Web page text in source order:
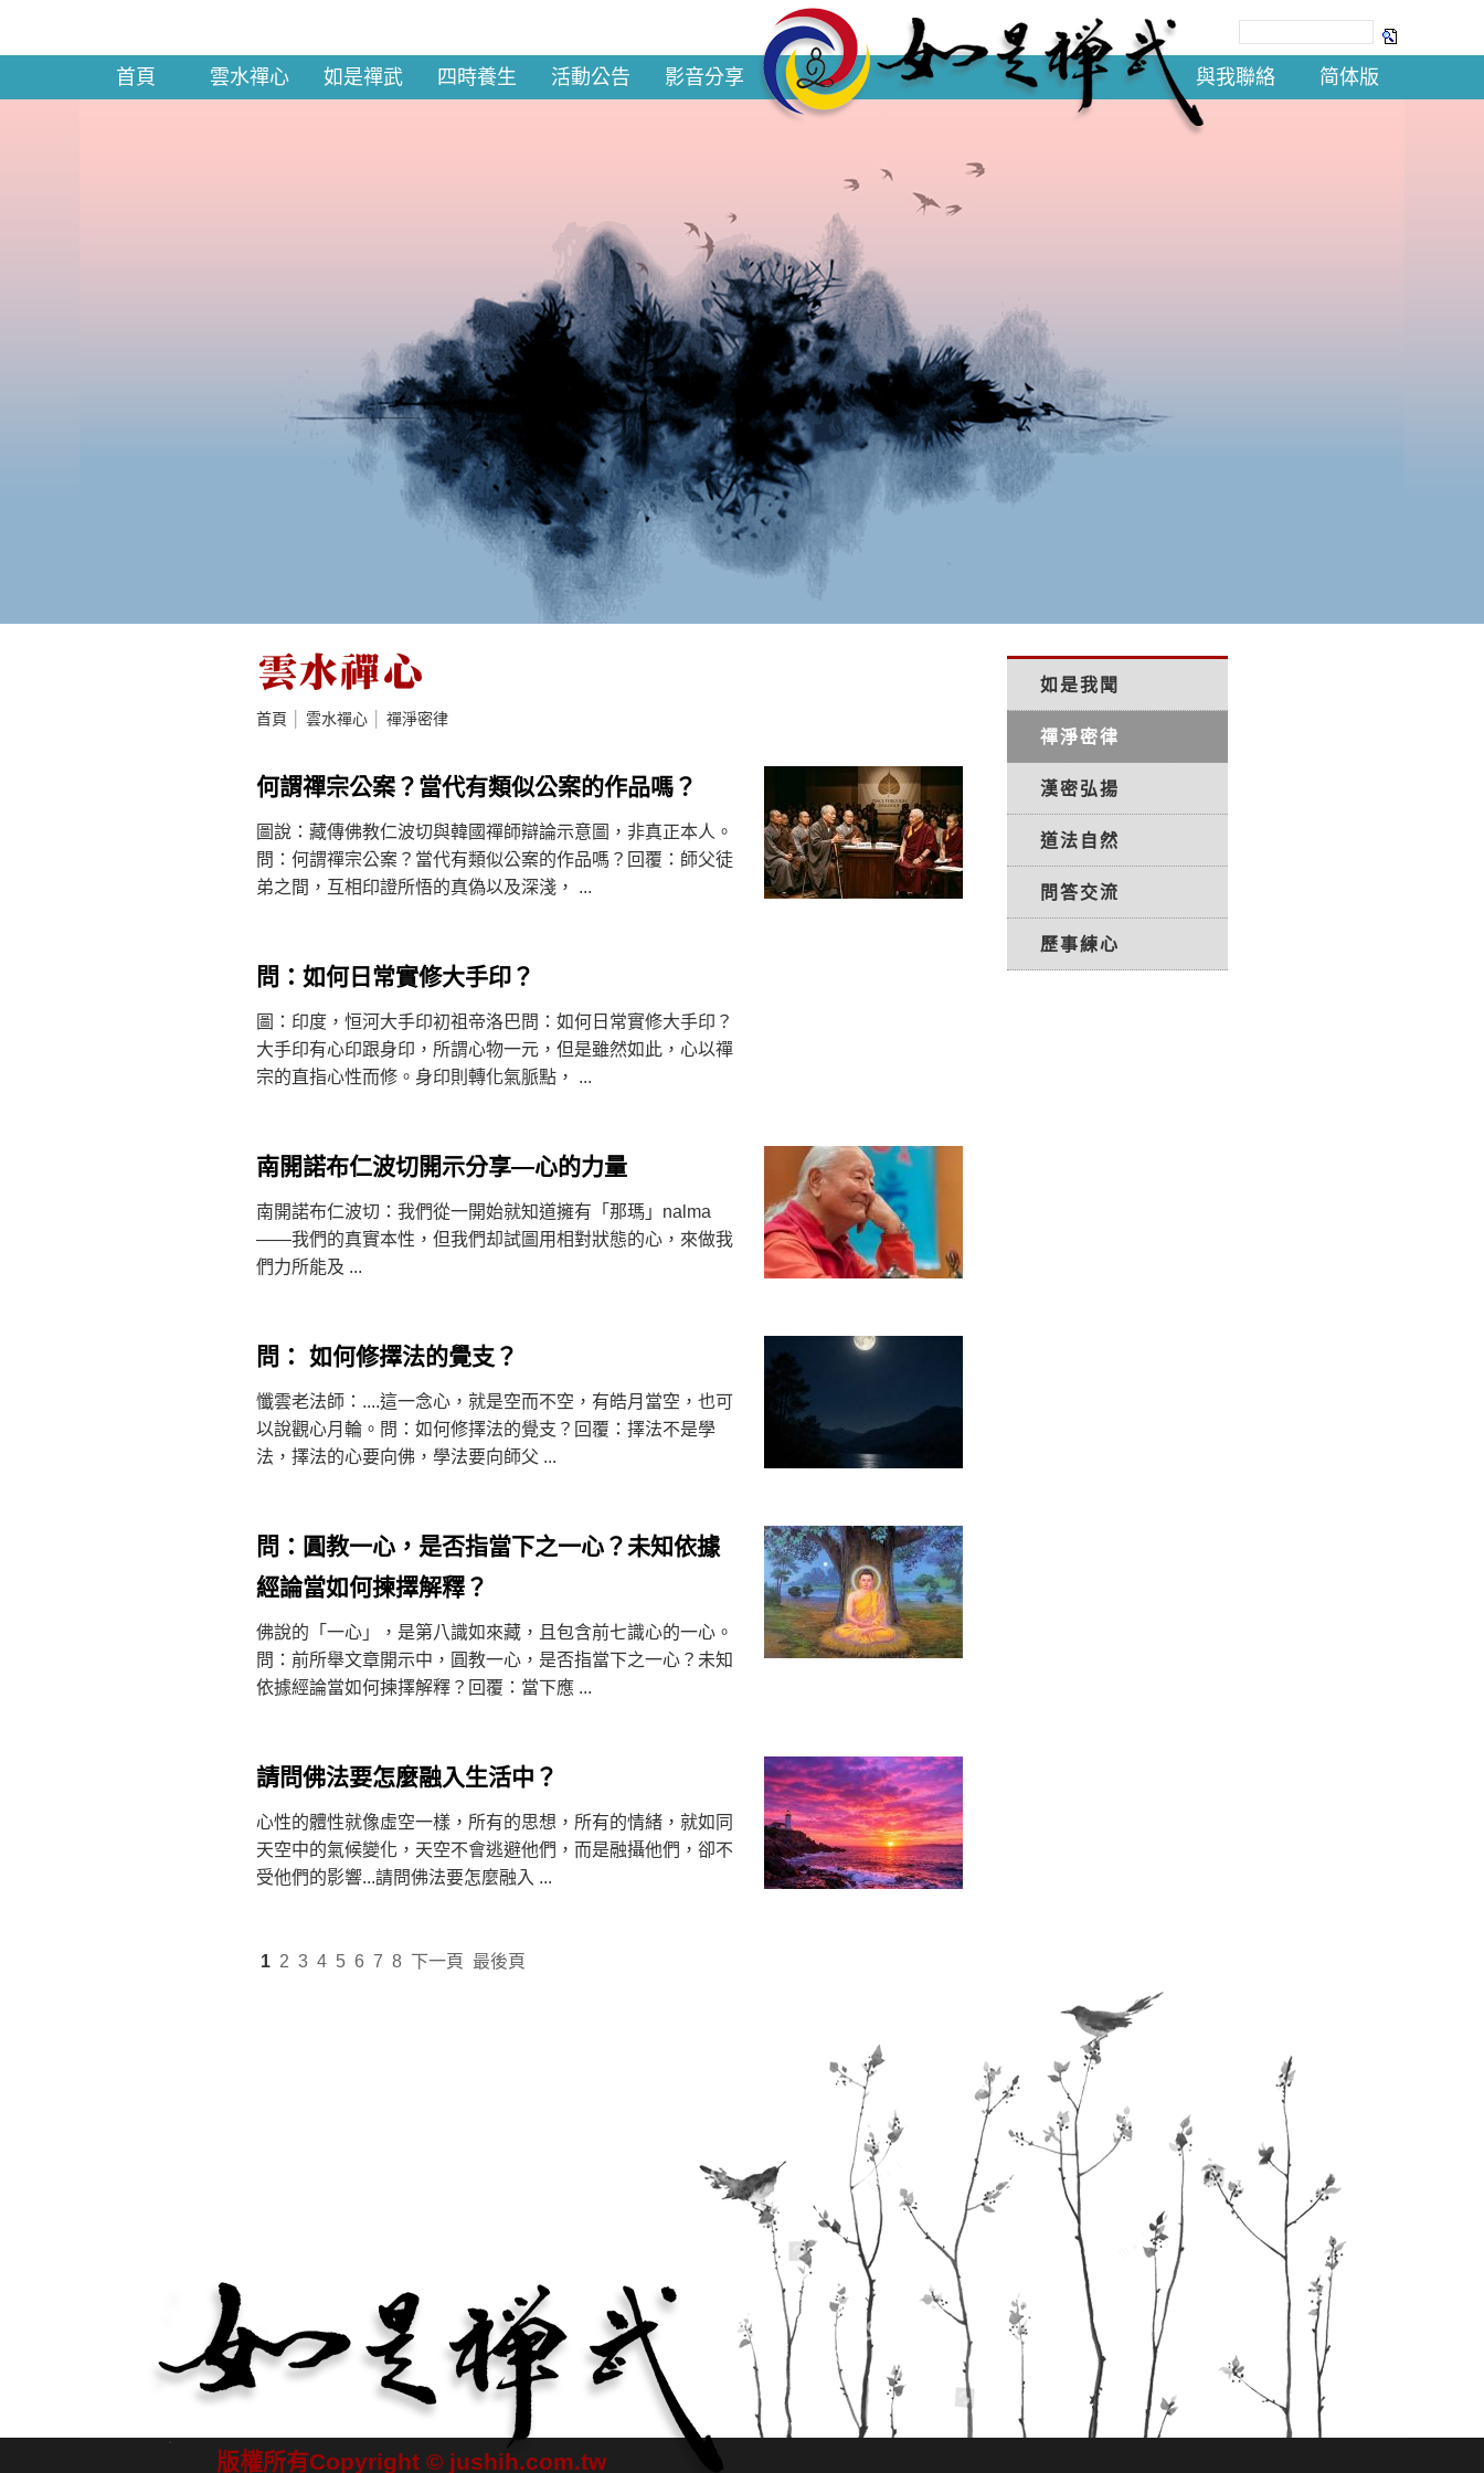
首頁 雲水禪心 如是禪武 四時養生 活動公告 影音分享 與我聯絡 简体版
雲水禪心
首頁 雲水禪心 禪淨密律
何謂禪宗公案？當代有類似公案的作品嗎？
圖說：藏傳佛教仁波切與韓國禪師辯論示意圖，非真正本人。
問：何謂禪宗公案？當代有類似公案的作品嗎？回覆：師父徒
弟之間，互相印證所悟的真偽以及深淺， ...
問：如何日常實修大手印？
圖：印度，恒河大手印初祖帝洛巴問：如何日常實修大手印？
大手印有心印跟身印，所謂心物一元，但是雖然如此，心以禪
宗的直指心性而修。身印則轉化氣脈點， ...
南開諾布仁波切開示分享—心的力量
南開諾布仁波切：我們從一開始就知道擁有「那瑪」nalma
——我們的真實本性，但我們却試圖用相對狀態的心，來做我
們力所能及 ...
問： 如何修擇法的覺支？
懺雲老法師：....這一念心，就是空而不空，有皓月當空，也可
以說觀心月輪。問：如何修擇法的覺支？回覆：擇法不是學
法，擇法的心要向佛，學法要向師父 ...
問：圓教一心，是否指當下之一心？未知依據
經論當如何揀擇解釋？
佛說的「一心」，是第八識如來藏，且包含前七識心的一心。
問：前所舉文章開示中，圓教一心，是否指當下之一心？未知
依據經論當如何揀擇解釋？回覆：當下應 ...
請問佛法要怎麼融入生活中？
心性的體性就像虛空一樣，所有的思想，所有的情緒，就如同
天空中的氣候變化，天空不會逃避他們，而是融攝他們，卻不
受他們的影響...請問佛法要怎麼融入 ...
1 2 3 4 5 6 7 8 下一頁 最後頁
如是我聞
禪淨密律
漢密弘揚
道法自然
問答交流
歷事練心
版權所有Copyright © jushih.com.tw